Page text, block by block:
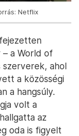
Netflix
a World of
szerverek, ahol
a közösségi
a hangsúly.
volt a
az
oda is figyelt